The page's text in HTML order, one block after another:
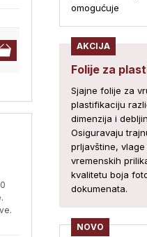
omogućuje
AKCIJA
Folije za
Sjajne folije za
plastifikaciju
dimenzija i
Osiguravaju
prljavštine, vlage
vremenskih
kvalitetu boja
dokumenata.
NOVO